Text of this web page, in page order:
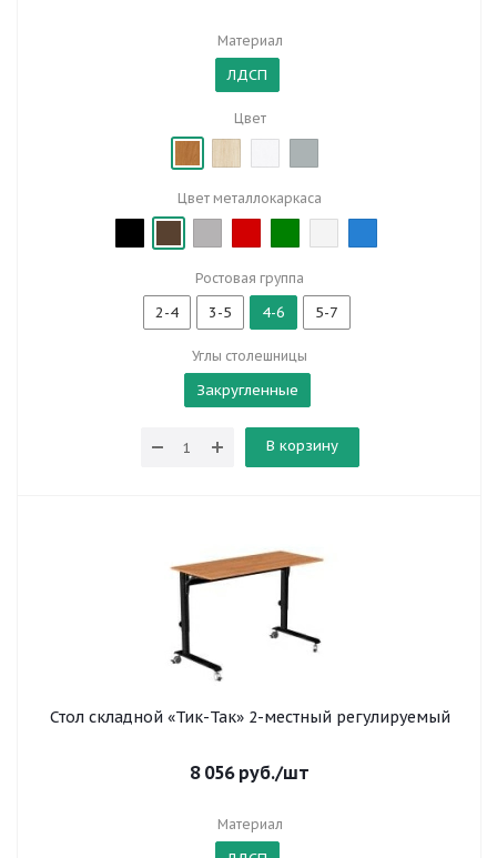
Материал
ЛДСП
Цвет
Цвет металлокаркаса
Ростовая группа
2-4 3-5 4-6 5-7
Углы столешницы
Закругленные
В корзину
Стол складной «Тик-Так» 2-местный регулируемый
8 056руб./шт
Материал